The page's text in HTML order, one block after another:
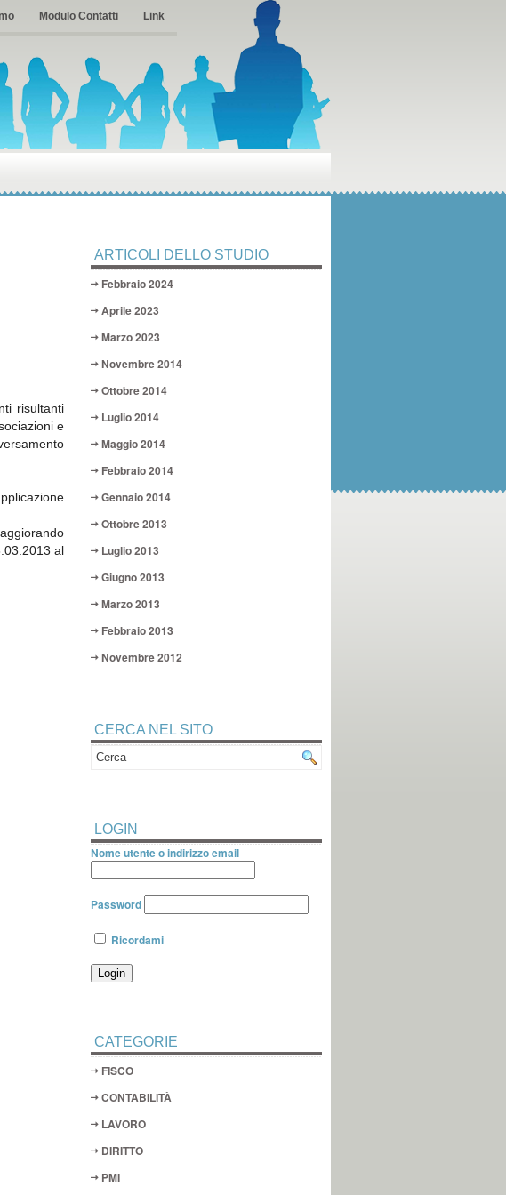
Modulo Contatti Link
risultanti
e
al
ARTICOLI DELLO STUDIO
Febbraio 2024
Aprile 2023
Marzo 2023
Novembre 2014
Ottobre 2014
Luglio 2014
Maggio 2014
Febbraio 2014
Gennaio 2014
Ottobre 2013
Luglio 2013
Giugno 2013
Marzo 2013
Febbraio 2013
Novembre 2012
CERCA NEL SITO
LOGIN
Nome utente o indirizzo email
Password
Ricordami
CATEGORIE
FISCO
CONTABILITÀ
LAVORO
DIRITTO
PMI